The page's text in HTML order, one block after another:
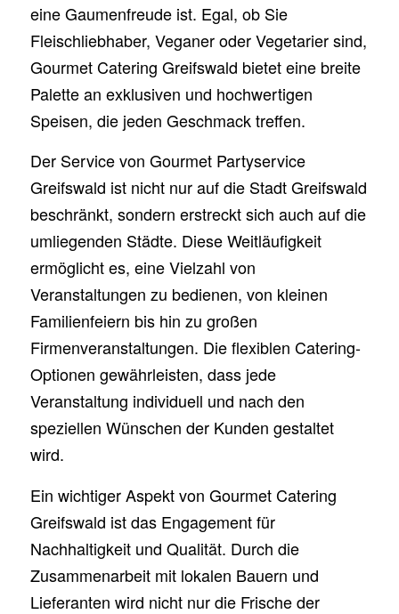
eine Gaumenfreude ist. Egal, ob Sie
Fleischliebhaber, Veganer oder Vegetarier sind,
Gourmet Catering Greifswald bietet eine breite
Palette an exklusiven und hochwertigen
Speisen, die jeden Geschmack treffen.
Der Service von Gourmet Partyservice
Greifswald ist nicht nur auf die Stadt Greifswald
beschränkt, sondern erstreckt sich auch auf die
umliegenden Städte. Diese Weitläufigkeit
ermöglicht es, eine Vielzahl von
Veranstaltungen zu bedienen, von kleinen
Familienfeiern bis hin zu großen
Firmenveranstaltungen. Die flexiblen Catering-
Optionen gewährleisten, dass jede
Veranstaltung individuell und nach den
speziellen Wünschen der Kunden gestaltet
wird.
Ein wichtiger Aspekt von Gourmet Catering
Greifswald ist das Engagement für
Nachhaltigkeit und Qualität. Durch die
Zusammenarbeit mit lokalen Bauern und
Lieferanten wird nicht nur die Frische der